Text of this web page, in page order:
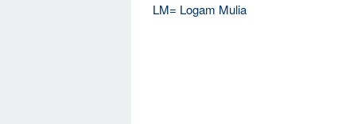
LM= Logam Mulia